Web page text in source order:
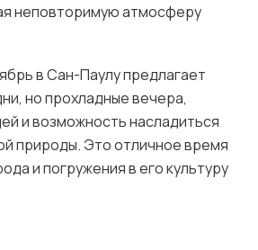
неповторимую атмосферу
в Сан-Паулу предлагает
но прохладные вечера,
и возможность насладиться
природы. Это отличное время
и погружения в его культуру